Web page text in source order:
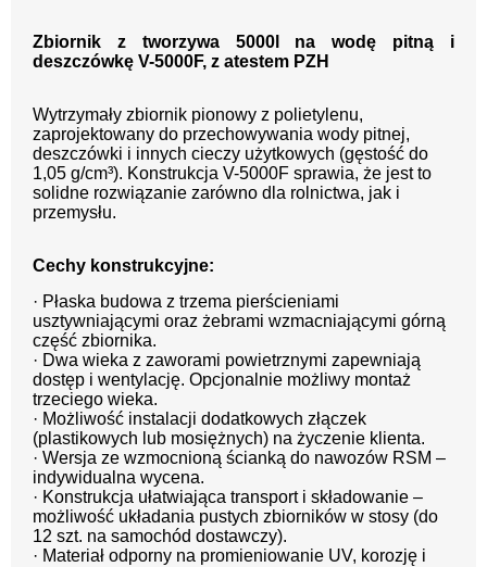
Zbiornik z tworzywa 5000l na wodę pitną i
deszczówkę V-5000F, z atestem PZH
Wytrzymały zbiornik pionowy z polietylenu,
zaprojektowany do przechowywania wody pitnej,
deszczówki i innych cieczy użytkowych (gęstość do
1,05 g/cm³). Konstrukcja V-5000F sprawia, że jest to
solidne rozwiązanie zarówno dla rolnictwa, jak i
przemysłu.
Cechy konstrukcyjne:
· Płaska budowa z trzema pierścieniami
usztywniającymi oraz żebrami wzmacniającymi górną
część zbiornika.
· Dwa wieka z zaworami powietrznymi zapewniają
dostęp i wentylację. Opcjonalnie możliwy montaż
trzeciego wieka.
· Możliwość instalacji dodatkowych złączek
(plastikowych lub mosiężnych) na życzenie klienta.
· Wersja ze wzmocnioną ścianką do nawozów RSM –
indywidualna wycena.
· Konstrukcja ułatwiająca transport i składowanie –
możliwość układania pustych zbiorników w stosy (do
12 szt. na samochód dostawczy).
· Materiał odporny na promieniowanie UV, korozję i